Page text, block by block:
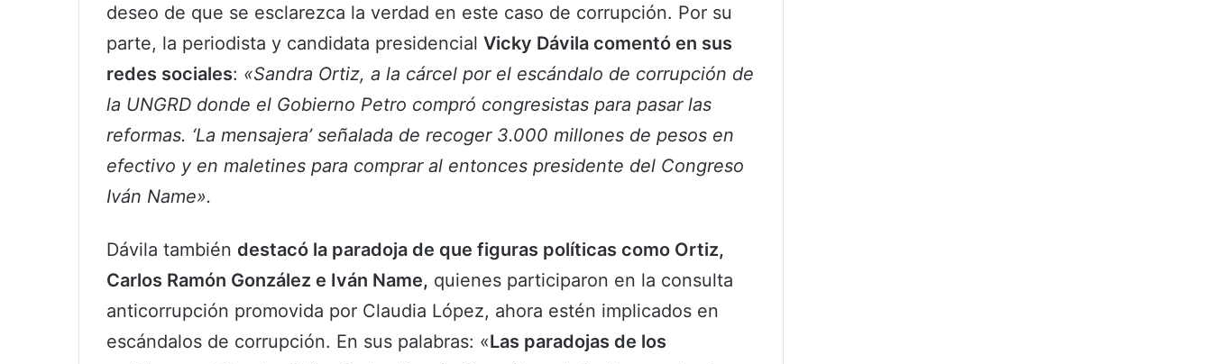
deseo de que se esclarezca la verdad en este caso de corrupción. Por su
parte, la periodista y candidata presidencial Vicky Dávila comentó en sus
redes sociales: «Sandra Ortiz, a la cárcel por el escándalo de corrupción de
la UNGRD donde el Gobierno Petro compró congresistas para pasar las
reformas. ‘La mensajera’ señalada de recoger 3.000 millones de pesos en
efectivo y en maletines para comprar al entonces presidente del Congreso
Iván Name».
Dávila también destacó la paradoja de que figuras políticas como Ortiz,
Carlos Ramón González e Iván Name, quienes participaron en la consulta
anticorrupción promovida por Claudia López, ahora estén implicados en
escándalos de corrupción. En sus palabras: «Las paradojas de los